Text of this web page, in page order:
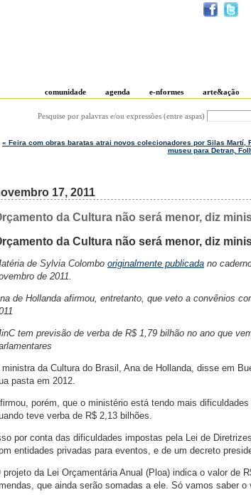
comunidade agenda e-nformes arte&ação
Pesquise por palavras e/ou expressões (entre aspas)
« Feira com obras baratas atrai novos colecionadores por Silas Martí,
museu para Detran,
17, 2011
da Cultura não será menor, diz
da Cultura não será menor, diz
de Sylvia Colombo originalmente publicada no
de 2011.
de Hollanda afirmou, entretanto, que veto a convênios
tem previsão de verba de R$ 1,79 bilhão no ano que
ministra da Cultura do Brasil, Ana de Hollanda, disse em
pasta em 2012.
porém, que o ministério está tendo mais
teve verba de R$ 2,13 bilhões.
por conta das dificuldades impostas pela Lei de
entidades privadas para eventos, e de um decreto
projeto da Lei Orçamentária Anual (Ploa) indica o valor de
que ainda serão somadas a ele. Só vamos saber